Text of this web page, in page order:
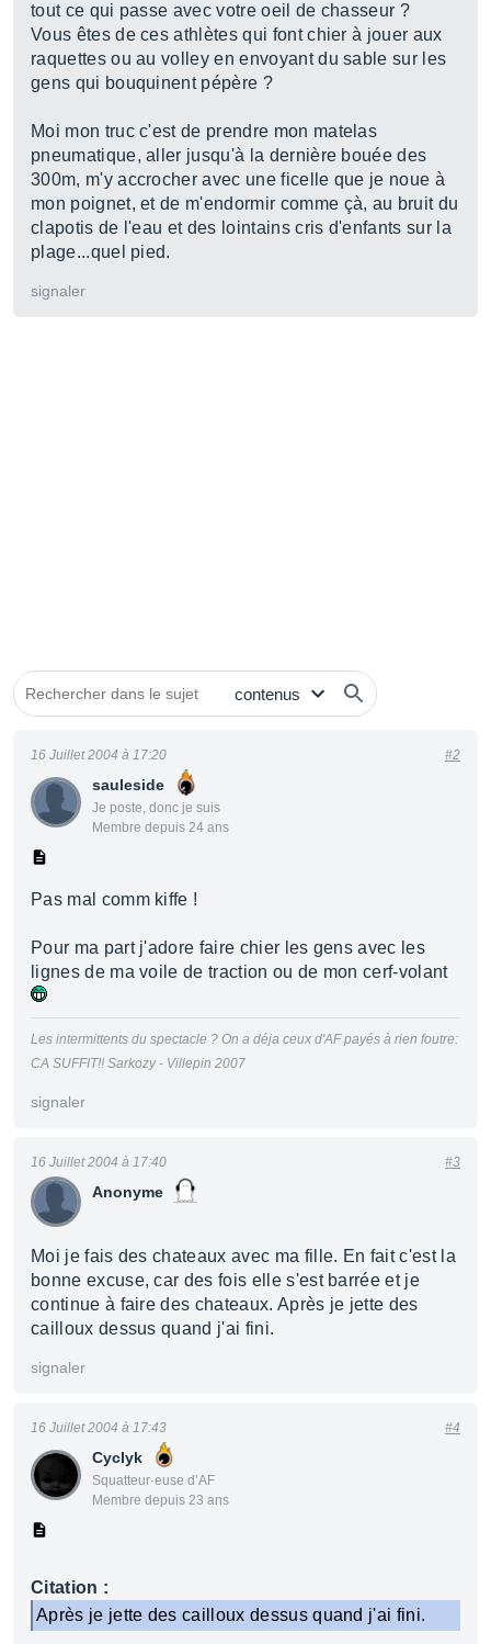
tout ce qui passe avec votre oeil de chasseur ?
Vous êtes de ces athlètes qui font chier à jouer aux
raquettes ou au volley en envoyant du sable sur les
gens qui bouquinent pépère ?
Moi mon truc c'est de prendre mon matelas
pneumatique, aller jusqu'à la dernière bouée des
300m, m'y accrocher avec une ficelle que je noue à
mon poignet, et de m'endormir comme çà, au bruit du
clapotis de l'eau et des lointains cris d'enfants sur la
plage...quel pied.
signaler
sauleside
Je poste, donc je suis
Membre depuis 24 ans
16 Juillet 2004 à 17:20 #2
Pas mal comm kiffe !
Pour ma part j'adore faire chier les gens avec les
lignes de ma voile de traction ou de mon cerf-volant
Les intermittents du spectacle ? On a déja ceux d'AF payés à rien foutre:
CA SUFFIT!! Sarkozy - Villepin 2007
signaler
Anonyme
16 Juillet 2004 à 17:40 #3
Moi je fais des chateaux avec ma fille. En fait c'est la
bonne excuse, car des fois elle s'est barrée et je
continue à faire des chateaux. Après je jette des
cailloux dessus quand j'ai fini.
signaler
Cyclyk
Squatteur·euse d’AF
Membre depuis 23 ans
16 Juillet 2004 à 17:43 #4
Citation :
Après je jette des cailloux dessus quand j'ai fini.